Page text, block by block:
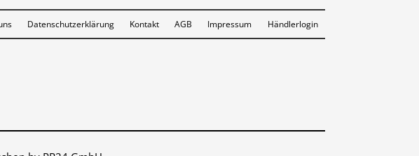
Datenschutzerklärung Kontakt AGB Impressum Händlerlogin